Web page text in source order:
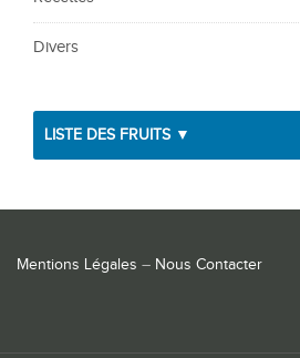
Divers
LISTE DES FRUITS ▼
Mentions Légales – Nous Contacter